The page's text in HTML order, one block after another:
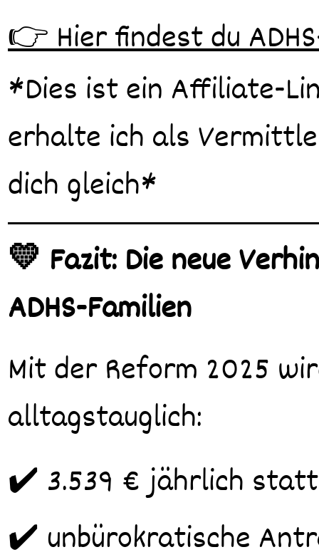
👉 Hier findest du
*Dies ist ein Affiliate-
erhalte ich als
dich gleich*
💛 Fazit: Die neue
ADHS-Familien
Mit der Reform 2025
alltagstauglich:
✔️ 3.539 € jährlich statt
✔️ unbürokratische